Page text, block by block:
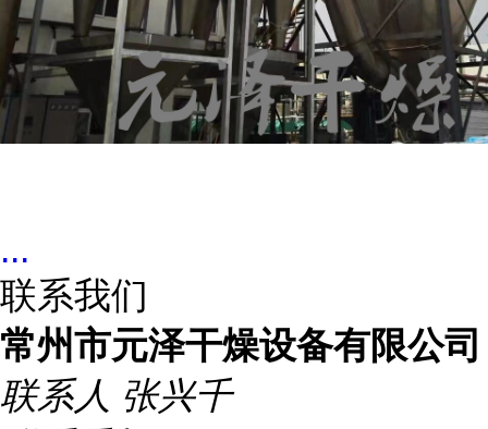
...
联系我们
常州市元泽干燥设备有限公司
联系人 张兴千